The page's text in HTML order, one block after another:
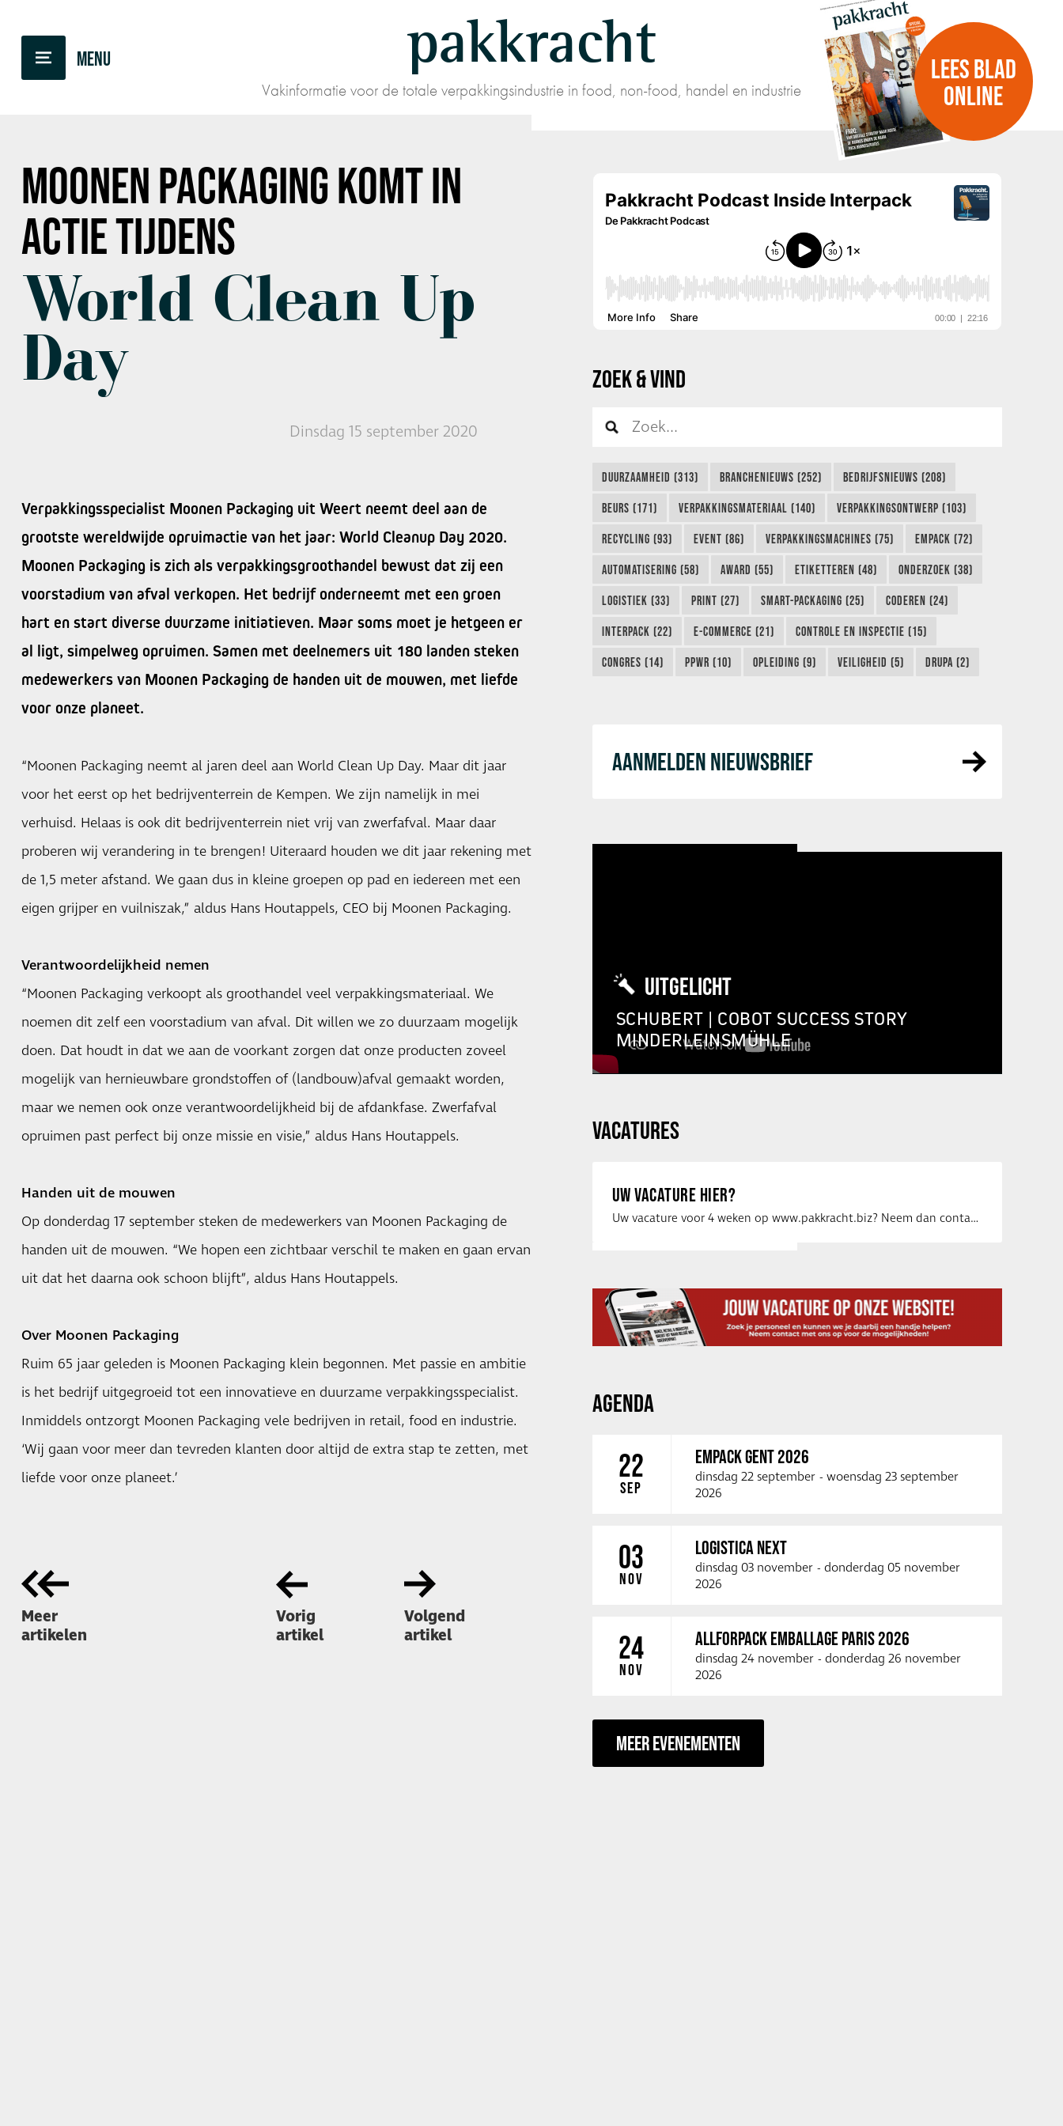
pakkracht
Vakinformatie voor de totale verpakkingsindustrie in food, non-food, handel en industrie
LEES BLAD
ONLINE
MOONEN PACKAGINGKOMT IN
ACTIE TIJDENS
World Clean Up
Day
Dinsdag 15 september 2020
Verpakkingsspecialist Moonen Packaging uit Weert neemt deel aan de
grootste wereldwijde opruimactie van het jaar: World Cleanup Day 2020.
Moonen Packaging is zich als verpakkingsgroothandel bewust dat zij een
voorstadium van afval verkopen. Het bedrijf onderneemt met een groen
hart en start diverse duurzame initiatieven. Maar soms moet je hetgeen er
al ligt, simpelweg opruimen. Samen met deelnemers uit 180 landen steken
medewerkers van Moonen Packaging de handen uit de mouwen, met liefde
voor onze planeet.
“Moonen Packaging neemt al jaren deel aan World Clean Up Day. Maar dit jaar
voor het eerst op het bedrijventerrein de Kempen. We zijn namelijk in mei
verhuisd. Helaas is ook dit bedrijventerrein niet vrij van zwerfafval. Maar daar
proberen wij verandering in te brengen! Uiteraard houden we dit jaar rekening met
de 1,5 meter afstand. We gaan dus in kleine groepen op pad en iedereen met een
eigen grijper en vuilniszak,” aldus Hans Houtappels, CEO bij Moonen Packaging.
Verantwoordelijkheid nemen
“Moonen Packaging verkoopt als groothandel veel verpakkingsmateriaal. We
noemen dit zelf een voorstadium van afval. Dit willen we zo duurzaam mogelijk
doen. Dat houdt in dat we aan de voorkant zorgen dat onze producten zoveel
mogelijk van hernieuwbare grondstoffen of (landbouw)afval gemaakt worden,
maar we nemen ook onze verantwoordelijkheid bij de afdankfase. Zwerfafval
opruimen past perfect bij onze missie en visie,” aldus Hans Houtappels.
Handen uit de mouwen
Op donderdag 17 september steken de medewerkers van Moonen Packaging de
handen uit de mouwen. “We hopen een zichtbaar verschil te maken en gaan ervan
uit dat het daarna ook schoon blijft”, aldus Hans Houtappels.
Over Moonen Packaging
Ruim 65 jaar geleden is Moonen Packaging klein begonnen. Met passie en ambitie
is het bedrijf uitgegroeid tot een innovatieve en duurzame verpakkingsspecialist.
Inmiddels ontzorgt Moonen Packaging vele bedrijven in retail, food en industrie.
‘Wij gaan voor meer dan tevreden klanten door altijd de extra stap te zetten, met
liefde voor onze planeet.’
Meer
artikelen
Vorig
artikel
Volgend
artikel
ZOEK & VIND
DUURZAAMHEID (313) BRANCHENIEUWS (252) BEDRIJFSNIEUWS (208)
BEURS (171) VERPAKKINGSMATERIAAL (140) VERPAKKINGSONTWERP (103)
RECYCLING (93) EVENT (86) VERPAKKINGSMACHINES (75) EMPACK (72)
AUTOMATISERING (58) AWARD (55) ETIKETTEREN (48) ONDERZOEK (38)
LOGISTIEK (33) PRINT (27) SMART-PACKAGING (25) CODEREN (24)
INTERPACK (22) E-COMMERCE (21) CONTROLE EN INSPECTIE (15)
CONGRES (14) PPWR (10) OPLEIDING (9) VEILIGHEID (5) DRUPA (2)
AANMELDEN NIEUWSBRIEF
UITGELICHT
SCHUBERT | COBOT SUCCESS STORY
MINDERLEINSMÜHLE
VACATURES
UW VACATURE HIER?
Uw vacature voor 4 weken op www.pakkracht.biz? Neem dan contact op met Yannick van …
AGENDA
22
SEP
EMPACK GENT 2026
dinsdag 22 september - woensdag 23 september
2026
03
NOV
LOGISTICA NEXT
dinsdag 03 november - donderdag 05 november
2026
24
NOV
ALLFORPACK EMBALLAGE PARIS 2026
dinsdag 24 november - donderdag 26 november
2026
MEER EVENEMENTEN